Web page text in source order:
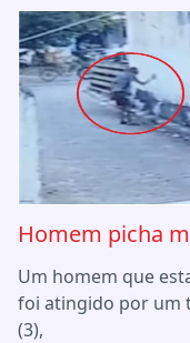
Homem picha
Um homem que
foi atingido por um
(3),